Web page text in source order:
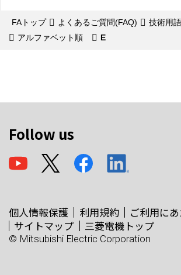
FAトップ よくあるご質問(FAQ)
技術用
アルファベット順
E
Follow us
個人情報保護 利用規約
ご利用に
サイトマップ
三菱電機トップ
© Mitsubishi Electric Corporation